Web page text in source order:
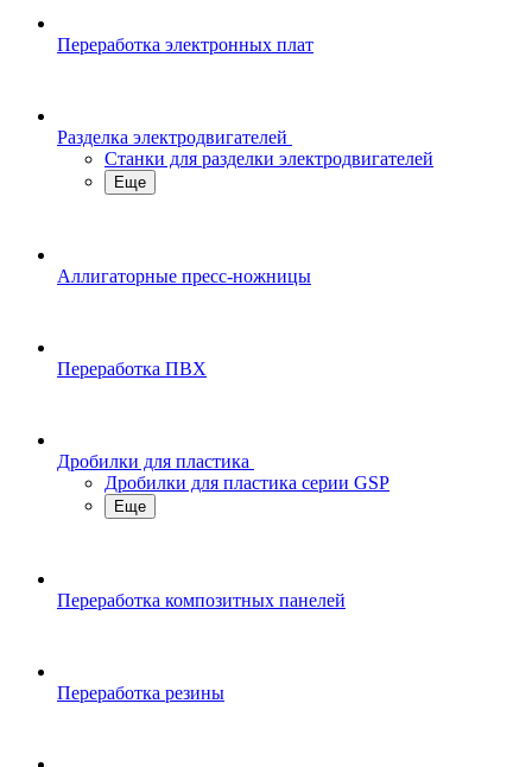
Переработка электронных плат
Разделка электродвигателей
Станки для разделки электродвигателей
Еще
Аллигаторные пресс-ножницы
Переработка ПВХ
Дробилки для пластика
Дробилки для пластика серии GSP
Еще
Переработка композитных панелей
Переработка резины